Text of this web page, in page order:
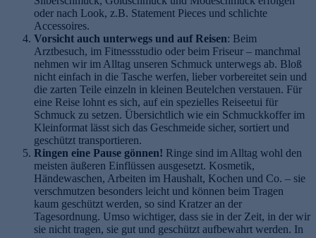
oder nach Look, z.B. Statement Pieces und schlichte
Accessoires.
Vorsicht auch unterwegs und auf Reisen: Beim
Arztbesuch, im Fitnessstudio oder beim Friseur – manchmal
nehmen wir im Alltag unseren Schmuck unterwegs ab. Bloß
nicht einfach in die Tasche werfen, lieber vorbereitet sein und
die zarten Teile einzeln in kleinen Beutelchen verstauen. Für
eine Reise lohnt es sich, auf ein spezielles Reiseetui für
Schmuck zu setzen. Übersichtlich wie ein Schmuckkoffer im
Kleinformat lässt sich das Geschmeide sicher, sortiert und
geschützt transportieren.
Ringen eine Pause gönnen! Ringe sind im Alltag wohl den
meisten äußeren Einflüssen ausgesetzt. Kosmetik,
Händewaschen, Arbeiten im Haushalt, Kochen und Co. – sie
verschmutzen besonders leicht und können beim Tragen
kaum geschützt werden, so sind Kratzer an der
Tagesordnung. Umso wichtiger, dass sie in der Zeit, in der wir
sie nicht tragen, sie gut und geschützt aufbewahrt werden. In